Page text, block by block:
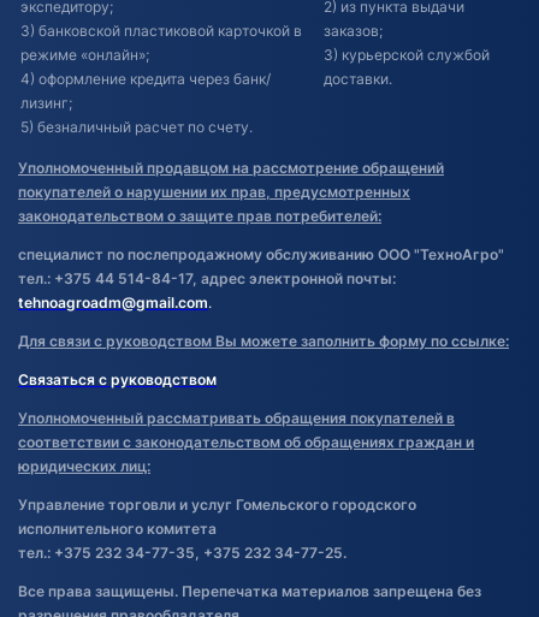
экспедитору;
3) банковской пластиковой карточкой в
режиме «онлайн»;
4) оформление кредита через банк/
лизинг;
5) безналичный расчет по счету.
2) из пункта выдачи
заказов;
3) курьерской службой
доставки.
Уполномоченный продавцом на рассмотрение обращений
покупателей о нарушении их прав, предусмотренных
законодательством о защите прав потребителей:
специалист по послепродажному обслуживанию ООО "ТехноАгро"
тел.: +375 44 514-84-17, адрес электронной почты:
tehnoagroadm@gmail.com.
Для связи с руководством Вы можете заполнить форму по ссылке:
Связаться с руководством
Уполномоченный рассматривать обращения покупателей в
соответствии с законодательством об обращениях граждан и
юридических лиц:
Управление торговли и услуг Гомельского городского
исполнительного комитета
тел.: +375 232 34-77-35, +375 232 34-77-25.
Все права защищены. Перепечатка материалов запрещена без